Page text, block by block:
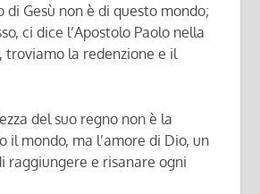
di Gesù non è di questo mondo;
ci dice l’Apostolo Paolo nella
troviamo la redenzione e il
del suo regno non è la
il mondo, ma l’amore di Dio, un
raggiungere e risanare ogni